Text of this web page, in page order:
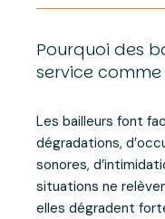
Pourquoi des
service comme
Les bailleurs font
dégradations,
sonores,
situations ne
elles dégradent